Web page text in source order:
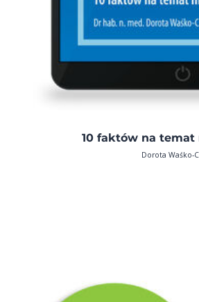
10 faktów na
Dorota Waśko-